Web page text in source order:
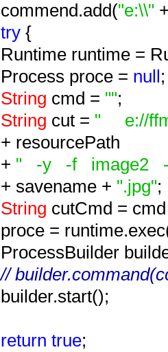
commend.add("e:\\"
try {
Runtime runtime =
Process proce = null ;
String cmd = "";
String cut = " e://
+ resourcePath
+ " -y -f image2
+ savename + ".jpg";
String cutCmd =
proce =
ProcessBuilder
//
builder.start();
return true;